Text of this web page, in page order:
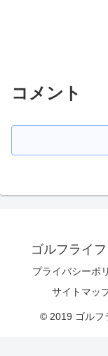
コメント
ゴルフライ
プライバシーポ
サイトマッ
© 2019 ゴルフ